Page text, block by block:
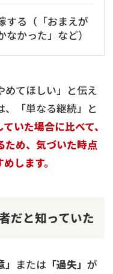
する（「おまえが
かった」など）
めてほしい」と伝え
「単なる継続」と
いた場合に比べて、
ため、気づいた時点
します。
だと知っていた
または 「過失」 が